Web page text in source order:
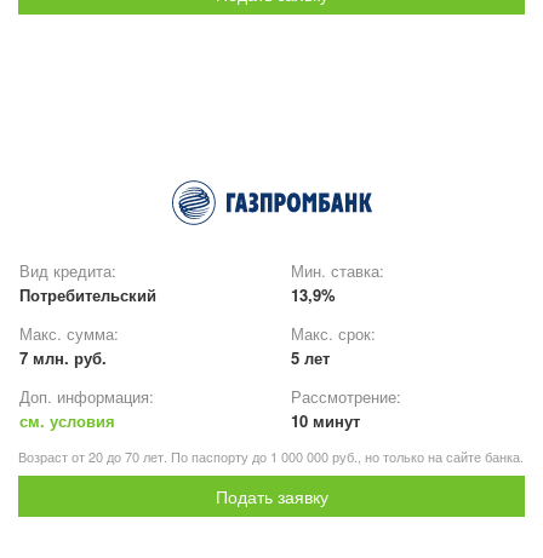
Вид кредита:
Потребительский
Мин. ставка:
13,9%
Макс. сумма:
7 млн. руб.
Макс. срок:
5 лет
Доп. информация:
см. условия
Рассмотрение:
10 минут
Возраст от 20 до 70 лет. По паспорту до 1 000 000 руб., но только на сайте банка.
Подать заявку